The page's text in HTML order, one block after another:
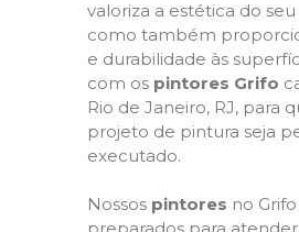
valoriza a estética do
como também
e durabilidade às
com os pintores Grifo
Rio de Janeiro, RJ, para
projeto de pintura seja
executado.
Nossos pintores no